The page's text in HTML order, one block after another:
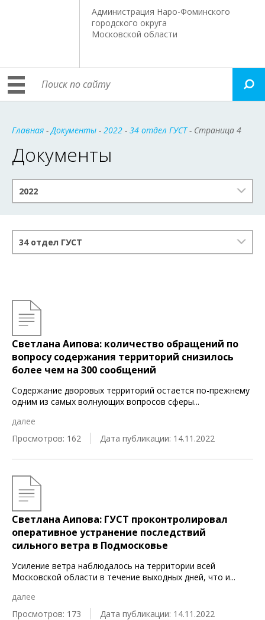
Администрация Наро-Фоминского
городского округа
Московской области
Главная -Документы - 2022 - 34 отдел ГУСТ- Страница 4
Документы
2022
34 отдел ГУСТ
Светлана Аипова: количество обращений по
вопросу содержания территорий снизилось
более чем на 300 сообщений
Содержание дворовых территорий остается по-прежнему
одним из самых волнующих вопросов сферы...
далее
Просмотров: 162
Дата публикации: 14.11.2022
Светлана Аипова: ГУСТ проконтролировал
оперативное устранение последствий
сильного ветра в Подмосковье
Усиление ветра наблюдалось на территории всей
Московской области в течение выходных дней, что и...
далее
Просмотров: 173
Дата публикации: 14.11.2022